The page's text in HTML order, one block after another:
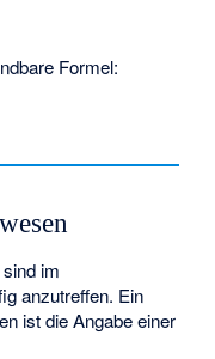
Formel:
im
anzutreffen. Ein
ist die Angabe einer